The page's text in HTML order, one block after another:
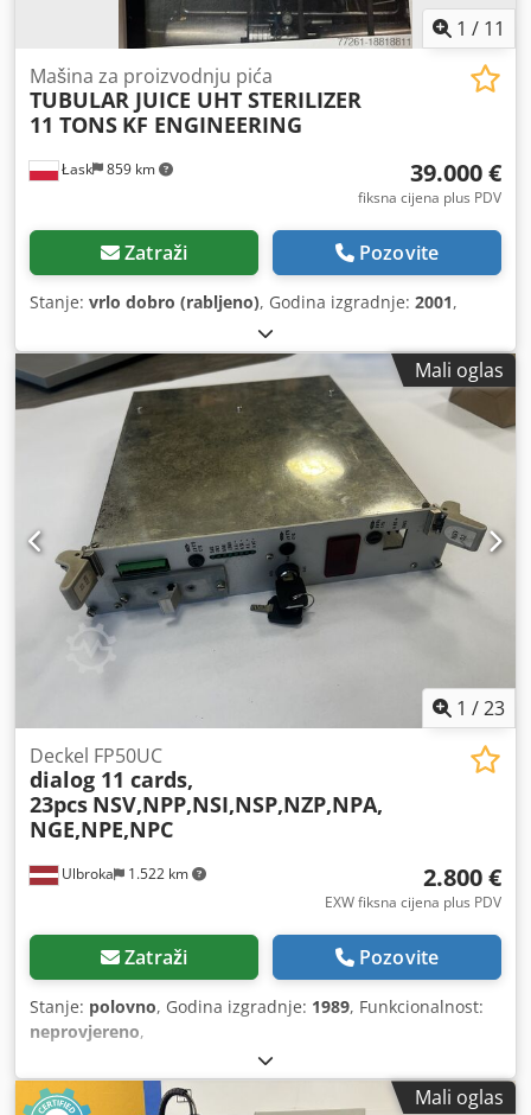
1 / 11
Łask 859 km
Mašina za proizvodnju pića
TUBULAR JUICE UHT STERILIZER
11 TONS KF ENGINEERING
39.000 €
fiksna cijena plus PDV
Zatraži Pozovite
Stanje: vrlo dobro (rabljeno), Godina izgradnje: 2001,
Mali oglas
1 /23
Ulbroka 1.522 km
Deckel FP50UC
dialog 11 cards,
23pcs NSV,NPP,NSI,NSP,NZP,NPA,
NGE,NPE,NPC
2.800 €
EXW fiksna cijena plus PDV
Zatraži Pozovite
Stanje: polovno, Godina izgradnje: 1989, Funkcionalnost:
neprovjereno,
Mali oglas